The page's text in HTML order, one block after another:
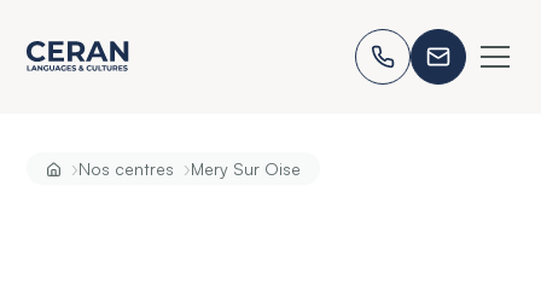
›Nos centres ›Mery Sur Oise